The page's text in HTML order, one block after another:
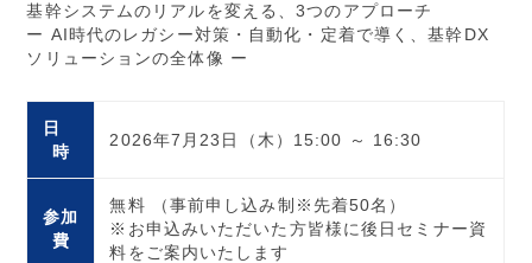
基幹システムのリアルを変える、3つのアプローチ
ー AI時代のレガシー対策・自動化・定着で導く、基幹DX
ソリューションの全体像 ー
日
時
2026年7月23日（木）15:00 ～ 16:30
参加
費
無料 （事前申し込み制※先着50名）
※お申込みいただいた方皆様に後日セミナー資
料をご案内いたします